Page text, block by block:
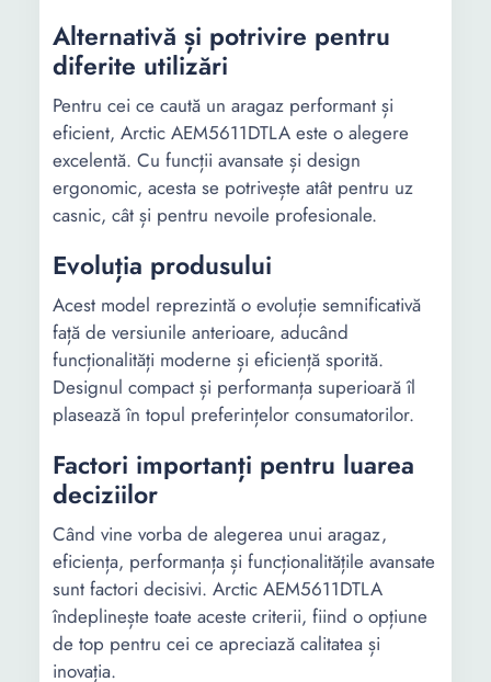
Alternativă și potrivire pentru
diferite utilizări
Pentru cei ce caută un aragaz performant și
eficient, Arctic AEM5611DTLA este o alegere
excelentă. Cu funcții avansate și design
ergonomic, acesta se potrivește atât pentru uz
casnic, cât și pentru nevoile profesionale.
Evoluția produsului
Acest model reprezintă o evoluție semnificativă
față de versiunile anterioare, aducând
funcționalități moderne și eficiență sporită.
Designul compact și performanța superioară îl
plasează în topul preferințelor consumatorilor.
Factori importanți pentru luarea
deciziilor
Când vine vorba de alegerea unui aragaz,
eficiența, performanța și funcționalitățile avansate
sunt factori decisivi. Arctic AEM5611DTLA
îndeplinește toate aceste criterii, fiind o opțiune
de top pentru cei ce apreciază calitatea și
inovația.